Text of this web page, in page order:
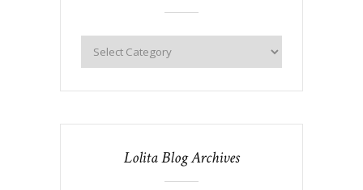
Lolita Blog Archives